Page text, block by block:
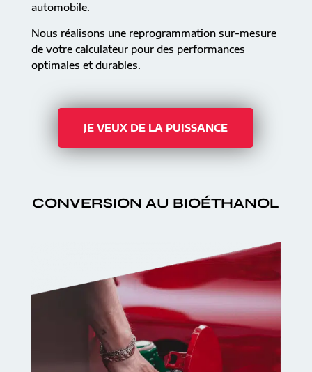
automobile.
Nous réalisons une reprogrammation sur-mesure
de votre calculateur pour des performances
optimales et durables.
JE VEUX DE LA PUISSANCE
CONVERSION AU BIOÉTHANOL